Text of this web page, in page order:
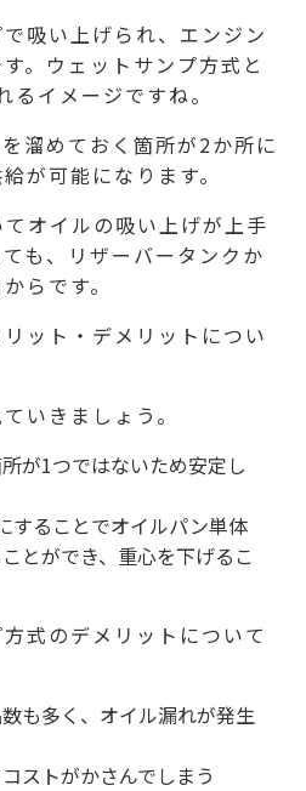
吸い上げられ、エンジン
。 ウェットサンプ方式と
イメージですね。
溜めておく箇所が2か所に
が可能になります。
オイルの吸い上げが上手
も、リザーバータンクか
らです。
ット・デメリットについ
いきましょう。
が1つではないため安定し
することでオイルパン単体
とができ、重心を下げるこ
式のデメリットについて
も多く、オイル漏れが発生
ストがかさんでしまう